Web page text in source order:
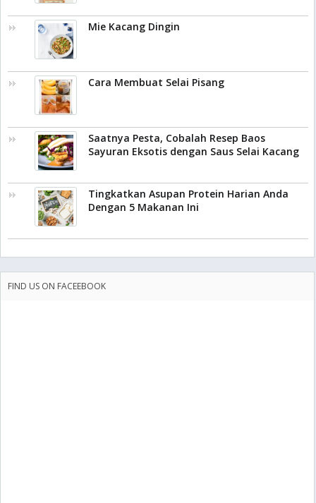
Mie Kacang Dingin
Cara Membuat Selai Pisang
Saatnya Pesta, Cobalah Resep Baos
Sayuran Eksotis dengan Saus Selai Kacang
Tingkatkan Asupan Protein Harian Anda
Dengan 5 Makanan Ini
FIND US ON FACEEBOOK